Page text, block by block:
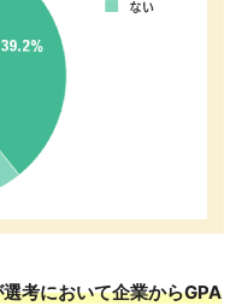
考において企業からGPA